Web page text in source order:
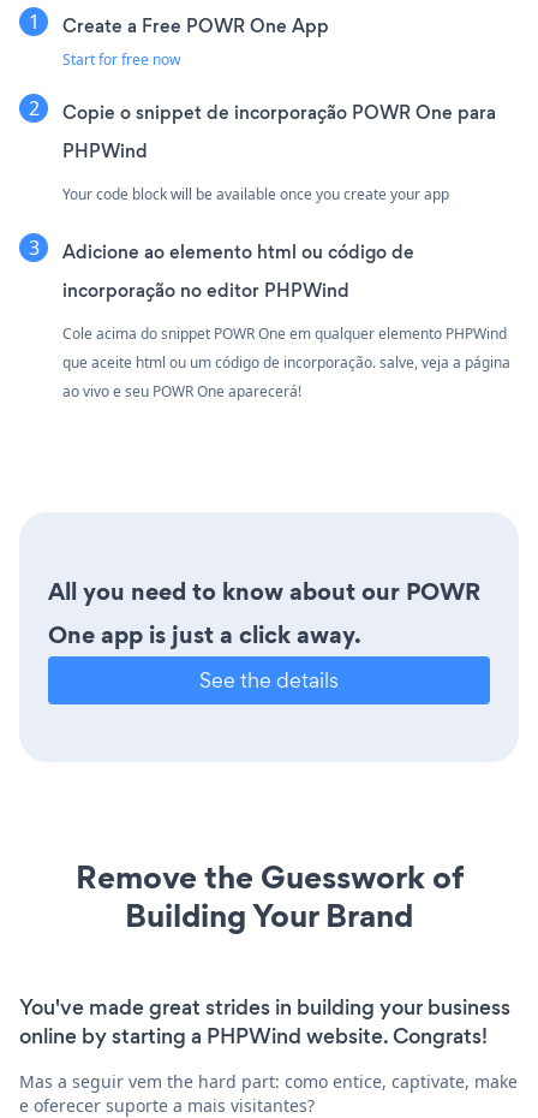
Create a Free POWR One App
Start for free now
Copie o snippet de incorporação POWR One para
PHPWind
Your code block will be available once you create your app
Adicione ao elemento html ou código de
incorporação no editor PHPWind
Cole acima do snippet POWR One em qualquer elemento PHPWind
que aceite html ou um código de incorporação. salve, veja a página
ao vivo e seu POWR One aparecerá!
All you need to know about our POWR
One app is just a click away.
See the details
Remove the Guesswork of
Building Your Brand
You've made great strides in building your business
online by starting a PHPWind website. Congrats!
Mas a seguir vem the hard part: como entice, captivate, make
e oferecer suporte a mais visitantes?